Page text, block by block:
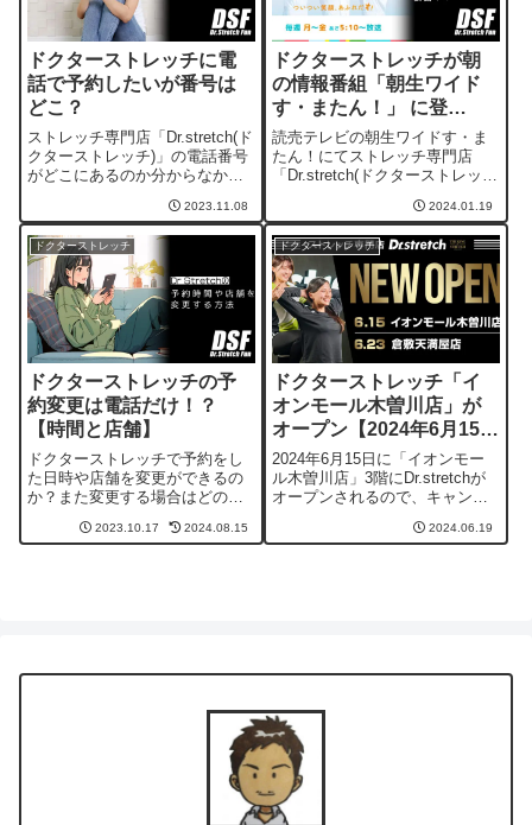
ドクターストレッチに電
話で予約したいが番号は
どこ？
ストレッチ専門店「Dr.stretch(ド
クターストレッチ)」の電話番号
がどこにあるのか分からなかっ
2023.11.08
ドクターストレッチが朝
の情報番組「朝生ワイド
す・またん！」 に登
場！！
読売テレビの朝生ワイドす・ま
たん！にてストレッチ専門店
「Dr.stretch(ドクターストレッ
と達淳一さんが実際にストレッ
チ施術を受けた内容を動画と文
章で詳しく紹介しています。
2024.01.19
ドクターストレッチ
ドクターストレッチの予
約変更は電話だけ！？
【時間と店舗】
ドクターストレッチで予約をし
た日時や店舗を変更ができるの
か？また変更する場合はどのよ
験からご説明しております。
2023.10.17 2024.08.15
ドクターストレッチ
ドクターストレッチ「イ
オンモール木曽川店」が
オープン【2024年6月15
日】
2024年6月15日に「イオンモー
ル木曽川店」3階にDr.stretchが
オープンされるので、キャンペ
2024.06.19